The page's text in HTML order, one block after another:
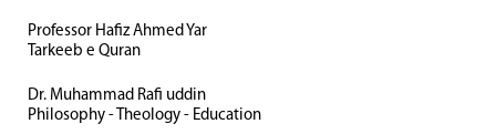
Professor Hafiz Ahmed Yar
Tarkeeb e Quran
Dr. Muhammad Rafi uddin
Philosophy - Theology - Education